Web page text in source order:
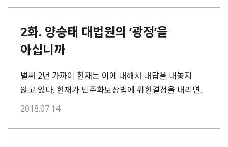
2화. 양승태 대법원의 ‘광정’을
아십니까
벌써 2년 가까이 헌재는 이에 대해서 대답을 내놓지
않고 있다. 헌재가 민주화보상법에 위헌결정을 내리면,
오 씨는 선고가 확정된 대법원에서 다시 손해배상
받을 수 있는 마지막이자 유일한 방법이기도 하다.
2018.07.14